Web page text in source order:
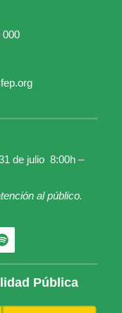
000
de julio 8:00h –
al público.
Pública